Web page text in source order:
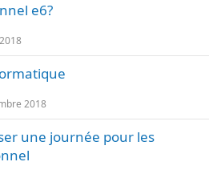
e6?
2018
une journée pour les